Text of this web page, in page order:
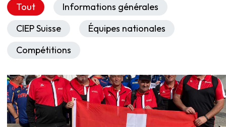
Tout
Informations générales
CIEP Suisse
Équipes nationales
Compétitions